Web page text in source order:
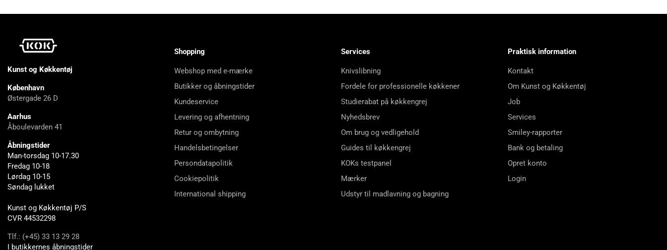
Kunst og Køkkentøj
København
Østergade 26 D
Aarhus
Åboulevarden 41
Åbningstider
Man-torsdag 10-17.30
Fredag 10-18
Lørdag 10-15
Søndag lukket
Kunst og Køkkentøj P/S
CVR 44532298
Tlf.: (+45) 33 13 29 28
I butikkernes åbningstider
Shopping
Webshop med e-mærke
Butikker og åbningstider
Kundeservice
Levering og afhentning
Retur og ombytning
Handelsbetingelser
Persondatapolitik
Cookiepolitik
International shipping
Services
Knivslibning
Fordele for professionelle køkkener
Studierabat på køkkengrej
Nyhedsbrev
Om brug og vedligehold
Guides til køkkengrej
KOKs testpanel
Mærker
Udstyr til madlavning og bagning
Praktisk information
Kontakt
Om Kunst og Køkkentøj
Job
Services
Smiley-rapporter
Bank og betaling
Opret konto
Login